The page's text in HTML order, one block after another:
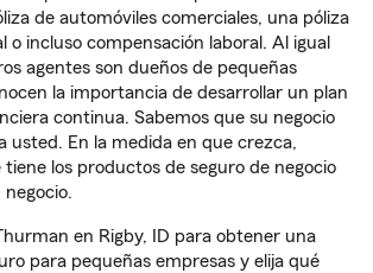
de automóviles comerciales, una póliza
o incluso compensación laboral. Al igual
agentes son dueños de pequeñas
la importancia de desarrollar un plan
continua. Sabemos que su negocio
usted. En la medida en que crezca,
tiene los productos de seguro de negocio
en Rigby, ID para obtener una
para pequeñas empresas y elija qué